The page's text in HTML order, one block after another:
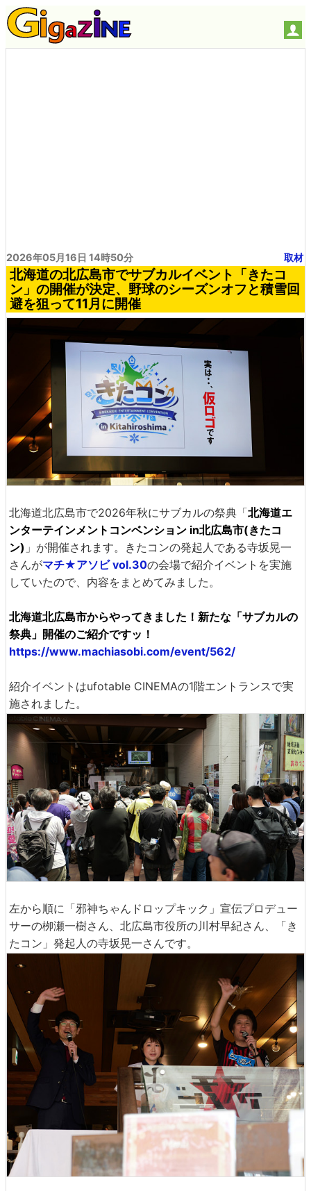
2026年05月16日 14時50分 取材
北海道の北広島市でサブカルイベント「きたコ
ン」の開催が決定、野球のシーズンオフと積雪回
避を狙って11月に開催
北海道北広島市で2026年秋にサブカルの祭典「北海道エ
ンターテインメントコンベンション in北広島市(きたコ
ン) 」が開催されます。きたコンの発起人である寺坂晃一
さんがマチ★アソビ vol.30の会場で紹介イベントを実施
していたので、内容をまとめてみました。
北海道北広島市からやってきました！新たな「サブカルの
祭典」開催のご紹介ですッ！
https://www.machiasobi.com/event/562/
紹介イベントはufotable CINEMAの1階エントランスで実
施されました。
左から順に「邪神ちゃんドロップキック」宣伝プロデュー
サーの栁瀬一樹さん、北広島市役所の川村早紀さん、「き
たコン」発起人の寺坂晃一さんです。